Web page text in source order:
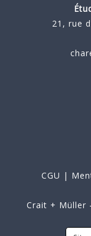
21, rue
CGU |
Crait + Müller